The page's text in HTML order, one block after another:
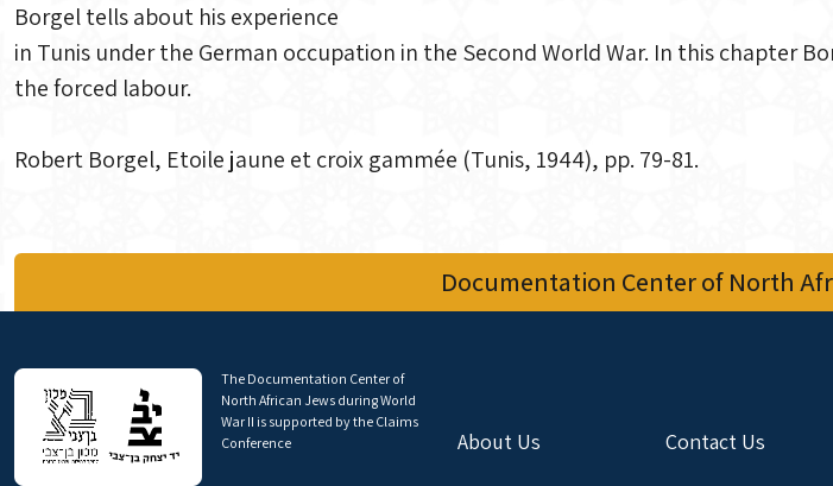
Borgel tells about his experience
in Tunis under the German occupation in the Second World War. In this chapter
the forced labour.
Robert Borgel, Etoile jaune et croix gammée (Tunis, 1944), pp. 79-81.
Documentation Center of North
The Documentation Center of
North African Jews during World
War II is supported by the Claims
Conference
About Us Contact Us